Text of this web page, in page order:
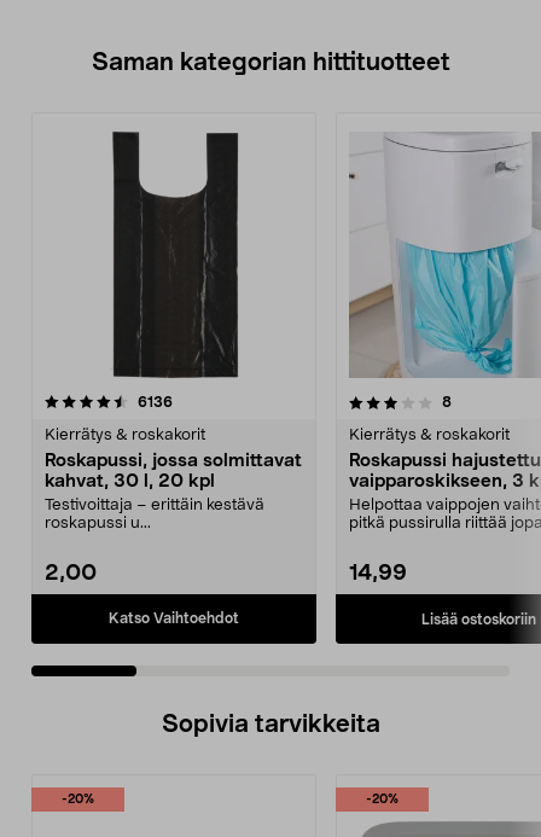
Saman kategorian hittituotteet
6136arvostelut
Kierrätys & roskakorit
Roskapussi, jossa solmittavat
kahvat, 30 l, 20 kpl
Testivoittaja – erittäin kestävä
roskapussi u...
2,00
Katso Vaihtoehdot
3.5 viidestä
8arvostelut
Kierrätys & roskakorit
Roskapussi hajustettu
vaipparoskikseen, 3
Helpottaa vaippojen
pitkä pussirulla riittää
14,99
Lisää ostoskoriin
4.0 viidestä
Sopivia tarvikkeita
-20% -20%